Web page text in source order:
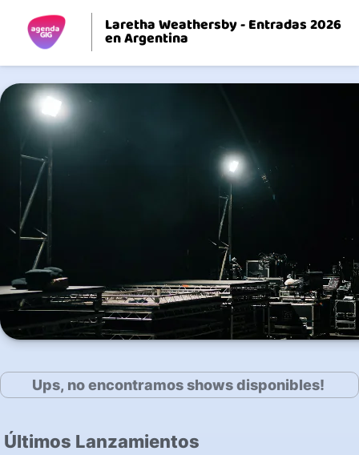
Laretha Weathersby - Entradas 2026
en Argentina
Ups, no encontramos shows disponibles!
Últimos Lanzamientos